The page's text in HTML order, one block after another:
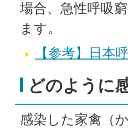
場合、急性呼吸
ます。
【参考】日本
どのように
感染した家禽（